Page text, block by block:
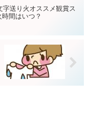
字送り火オススメ観賞ス
間はいつ？